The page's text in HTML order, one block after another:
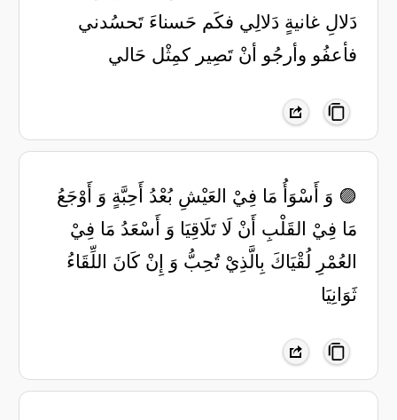
دَلالِ غانيةٍ دَلالِي ‏فكَم حَسناءَ تَحسُدني
فأعفُو ‏وأرجُو أنْ تَصِير كمِثْل حَالي
🟣 وَ أَسْوَأُ مَا فِيْ العَيْشِ بُعْدُ أَحِبَّةٍ وَ أَوْجَعُ
مَا فِيْ القَلْبِ أَنْ لَا تَلَاقِيَا وَ أَسْعَدُ مَا فِيْ
العُمْرِ لُقْيَاكَ بِالَّذِيْ تُحِبُّ وَ إِنْ كَانَ اللِّقَاءُ
ثَوَانِيَا